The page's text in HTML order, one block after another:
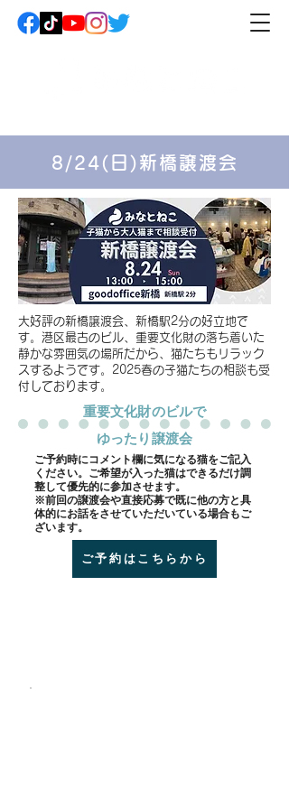
8/24(日)新橋譲渡会
​大好評の新橋譲渡会、新橋駅2分の好立地で
す。港区最古のビル、重要文化財の落ち着いた
静かな雰囲気の場所だから、猫たちもリラック
スするようです。2025春の子猫たちの相談も受
付しております。
​重要文化財のビルで
ゆったり譲渡会
​ご予約時にコメント欄に気になる猫をご記入
ください。ご希望が入った猫はできるだけ調
整して優先的に参加させます。
※前回の譲渡会や直接応募で既に他の方と具
体的にお話をさせていただいている場合もご
ざいます。
ご予約はこちらから